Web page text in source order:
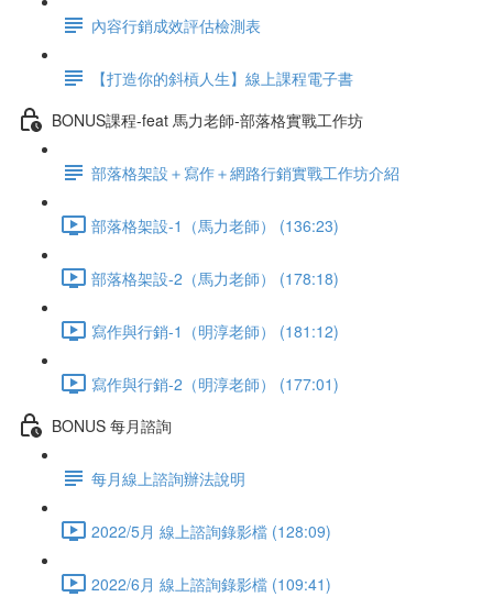
內容行銷成效評估檢測表
【打造你的斜槓人生】線上課程電子書
BONUS課程-feat 馬力老師-部落格實戰工作坊
部落格架設＋寫作＋網路行銷實戰工作坊介紹
部落格架設-1（馬力老師） (136:23)
部落格架設-2（馬力老師） (178:18)
寫作與行銷-1（明淳老師） (181:12)
寫作與行銷-2（明淳老師） (177:01)
BONUS 每月諮詢
每月線上諮詢辦法說明
2022/5月 線上諮詢錄影檔 (128:09)
2022/6月 線上諮詢錄影檔 (109:41)